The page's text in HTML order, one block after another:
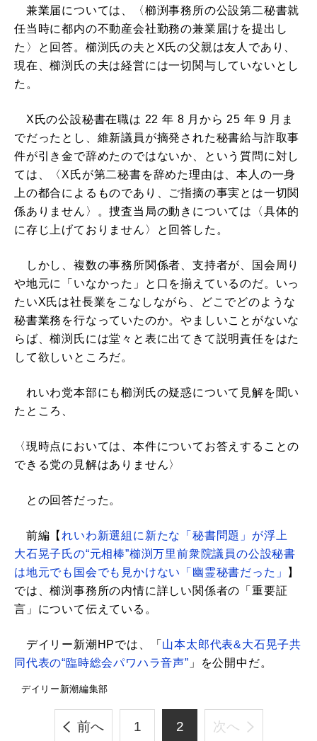
兼業届については、〈櫛渕事務所の公設第二秘書就
任当時に都内の不動産会社勤務の兼業届けを提出し
た〉と回答。櫛渕氏の夫とX氏の父親は友人であり、
現在、櫛渕氏の夫は経営には一切関与していないとし
た。
X氏の公設秘書在職は 22 年 8 月から 25 年 9 月ま
でだったとし、維新議員が摘発された秘書給与詐取事
件が引き金で辞めたのではないか、という質問に対し
ては、〈X氏が第二秘書を辞めた理由は、本人の一身
上の都合によるものであり、ご指摘の事実とは一切関
係ありません〉。捜査当局の動きについては〈具体的
に存じ上げておりません〉と回答した。
しかし、複数の事務所関係者、支持者が、国会周り
や地元に「いなかった」と口を揃えているのだ。いっ
たいX氏は社長業をこなしながら、どこでどのような
秘書業務を行なっていたのか。やましいことがないな
らば、櫛渕氏には堂々と表に出てきて説明責任をはた
して欲しいところだ。
れいわ党本部にも櫛渕氏の疑惑について見解を聞い
たところ、
〈現時点においては、本件についてお答えすることの
できる党の見解はありません〉
との回答だった。
前編【れいわ新選組に新たな「秘書問題」が浮上
大石晃子氏の“元相棒”櫛渕万里前衆院議員の公設秘書
は地元でも国会でも見かけない「幽霊秘書だった」
】
では、櫛渕事務所の内情に詳しい関係者の「重要証
言」について伝えている。
デイリー新潮HPでは、「 山本太郎代表&大石晃子共
同代表の“臨時総会パワハラ音声” 」を公開中だ。
デイリー新潮編集部
前へ 1 2 次へ